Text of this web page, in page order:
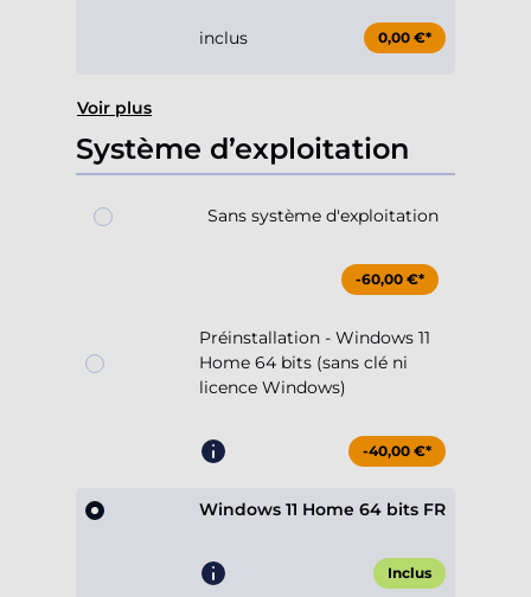
inclus 0,00 €*
Voir plus
Système d’exploitation
Sans système d'exploitation
-60,00 €*
Préinstallation - Windows 11
Home 64 bits (sans clé ni
licence Windows)
-40,00 €*
Windows 11 Home 64 bits FR
Inclus